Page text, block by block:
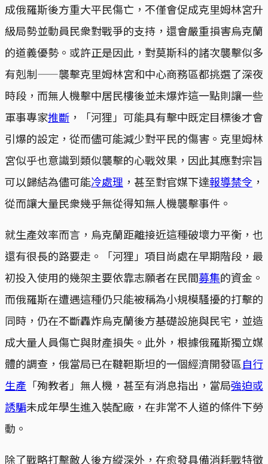
成俄羅斯後方重大平民傷亡，不僅會促成克里姆林宮升
級局勢並動員民衆對戰爭的支持，還會嚴重損害烏克蘭
的道義優勢。或許正是因此，對莫斯科的諸次襲擊似多
有剋制——襲擊克里姆林宮和中心商務區都挑選了深夜
時段，而無人機擊中居民樓後並未爆炸這一點則讓一些
軍事專家推斷 ，「河狸」可能具有擊中既定目標後才會
引爆的設定，從而儘可能減少對平民的傷害。克里姆林
宮似乎也意識到類似襲擊的心戰效果，因此其應對宗旨
可以歸結為儘可能冷處理 ，甚至對官媒下達報導禁令 ，
從而讓大量民衆幾乎無從得知無人機襲擊事件。
就生產效率而言，烏克蘭距離接近這種破壞力平衡，也
還有很長的路要走。「河狸」項目尚處在早期階段，最
初投入使用的幾架主要依靠志願者在民間募集的資金。
而俄羅斯在遭遇這種仍只能被稱為小規模騷擾的打擊的
同時，仍在不斷轟炸烏克蘭後方基礎設施與民宅，並造
成大量人員傷亡與財產損失。此外，根據俄羅斯獨立媒
體的調查，俄當局已在韃靼斯坦的一個經濟開發區自行
生產 「殉教者」無人機，甚至有消息指出，當局強迫或
誘騙未成年學生進入裝配廠，在非常不人道的條件下勞
動。
除了戰略打擊敵人後方縱深外，在愈發具備消耗戰特徵